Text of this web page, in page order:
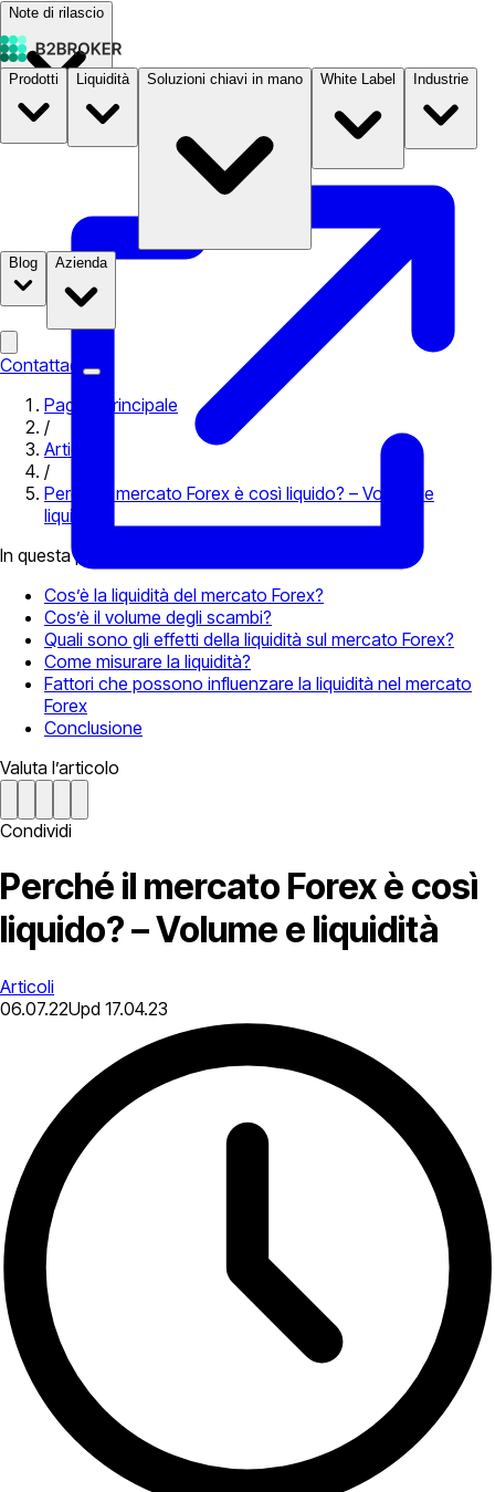
Note di rilascio
PrezziB2STORE
Prodotti Liquidità Soluzioni chiavi in mano White Label Industrie
Blog Azienda
Contattaci
Pagina principale
/
Articoli
/
Perché il mercato Forex è così liquido? – Volume e
liquidità
In questa pagina
Cos’è la liquidità del mercato Forex?
Cos’è il volume degli scambi?
Quali sono gli effetti della liquidità sul mercato Forex?
Come misurare la liquidità?
Fattori che possono influenzare la liquidità nel mercato
Forex
Conclusione
Valuta l’articolo
Condividi
Perché il mercato Forex è così
liquido? – Volume e liquidità
Articoli
06.07.22Upd 17.04.23